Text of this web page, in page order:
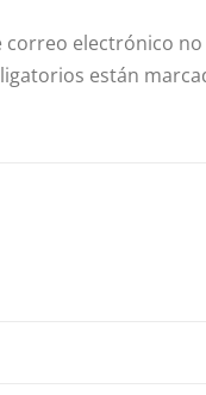
correo electrónico
están